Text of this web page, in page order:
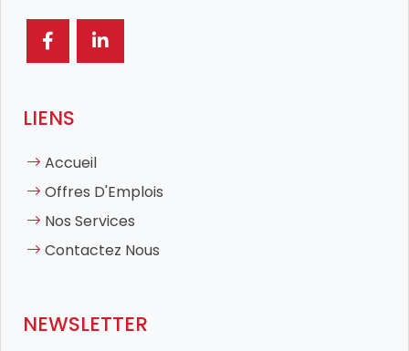
LIENS
Accueil
Offres D'Emplois
Nos Services
Contactez Nous
NEWSLETTER